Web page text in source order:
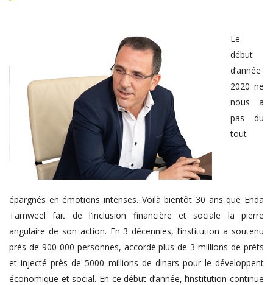
Le
début
d’année
2020 ne
nous a
pas du
tout
épargnés en émotions intenses. Voilà bientôt 30 ans que Enda
Tamweel fait de l’inclusion financière et sociale la pierre
angulaire de son action. En 3 décennies, l’institution a soutenu
près de 900 000 personnes, accordé plus de 3 millions de prêts
et injecté près de 5000 millions de dinars pour le développent
économique et social. En ce début d’année, l’institution continue